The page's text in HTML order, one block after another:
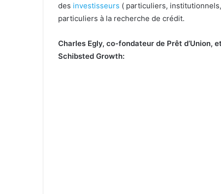
des investisseurs ( particuliers,
particuliers à la recherche de crédit.
Charles Egly, co-fondateur de Prêt d’Union,
Schibsted Growth: